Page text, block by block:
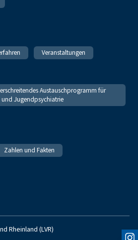
Veranstaltungen
Austauschprogramm für
und Jugendpsychiatrie
Zahlen und Fakten
Rheinland (LVR)